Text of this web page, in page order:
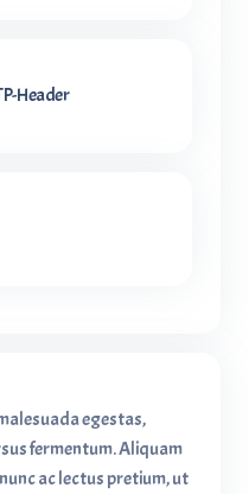
Header
egestas,
fermentum. Aliquam
ac lectus pretium, ut